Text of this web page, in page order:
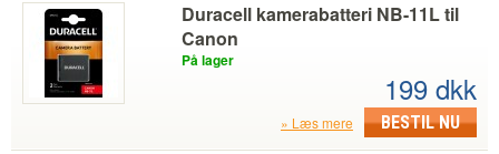
Duracell kamerabatteri NB-11L til
Canon
På lager
199 dkk
BESTIL NU
Læs mere